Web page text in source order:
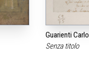
Guarienti Carlo
Senza titolo